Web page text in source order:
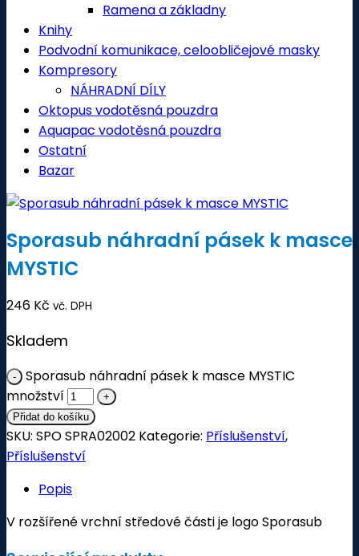
Ramena a základny
Knihy
Podvodní komunikace, celoobličejové masky
Kompresory
NÁHRADNÍ DÍLY
Oktopus vodotěsná pouzdra
Aquapac vodotěsná pouzdra
Ostatní
Bazar
Sporasub náhradní pásek k masce
MYSTIC
246 Kč vč. DPH
Skladem
Sporasub náhradní pásek k masce MYSTIC
množství
Přidat do košíku
SKU: SPO SPRA02002 Kategorie: Příslušenství,
Příslušenství
Popis
V rozšířené vrchní středové části je logo Sporasub